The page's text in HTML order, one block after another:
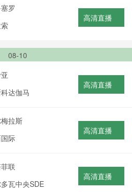
罗
高清直播
08-10
达伽马
高清直播
拉斯
际
高清直播
联
瓦中央SDE
高清直播